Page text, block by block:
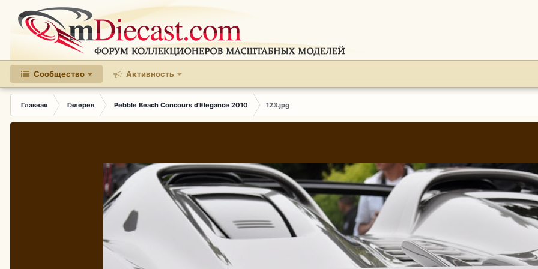
Сообщество Активность
Главная Галерея Pebble Beach Concours d'Elegance 2010 123.jpg